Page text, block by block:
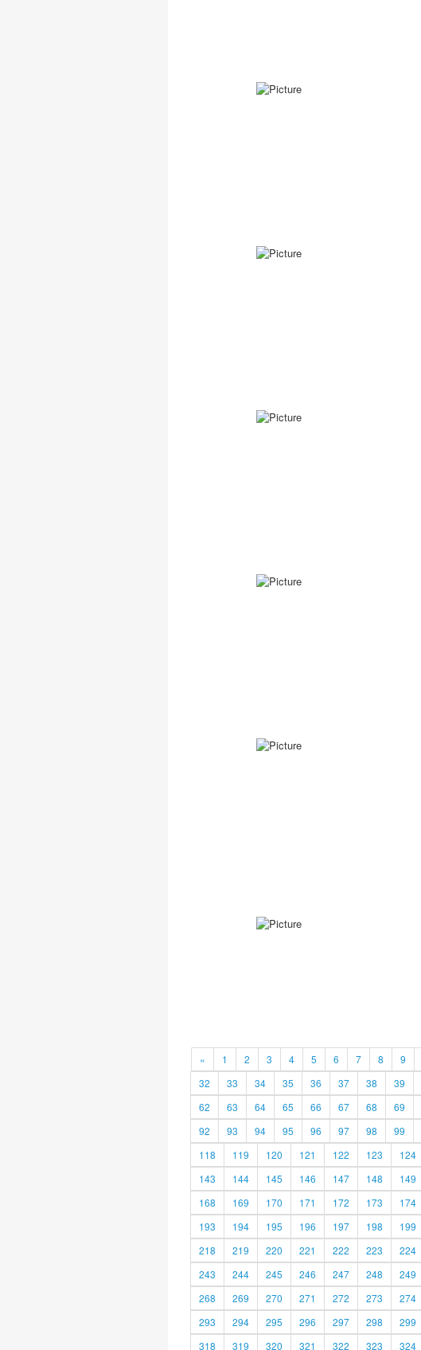
« 1 2 3 4 5 6 7 8 9
32
33 34 35 36 37 38 39
62
63 64 65 66 67 68 69
92
93 94 95 96 97 98 99
118
119 120 121 122 123 124
143
144 145 146 147 148 149
168
169 170 171 172 173 174
193
194 195 196 197 198 199
218
219 220 221 222 223 224
243
244 245 246 247 248 249
268
269 270 271 272 273 274
293
294 295 296 297 298 299
318
319 320 321 322 323 324